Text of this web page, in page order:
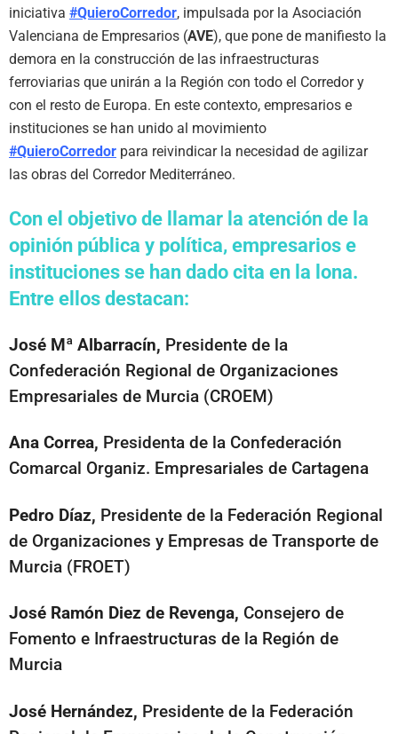
iniciativa #QuieroCorredor, impulsada por la Asociación
Valenciana de Empresarios (AVE), que pone de manifiesto la
demora en la construcción de las infraestructuras
ferroviarias que unirán a la Región con todo el Corredor y
con el resto de Europa. En este contexto, empresarios e
instituciones se han unido al movimiento
#QuieroCorredor para reivindicar la necesidad de agilizar
las obras del Corredor Mediterráneo.
Con el objetivo de llamar la atención de la
opinión pública y política, empresarios e
instituciones se han dado cita en la lona.
Entre ellos destacan:
José Mª Albarracín, Presidente de la
Confederación Regional de Organizaciones
Empresariales de Murcia (CROEM)
Ana Correa, Presidenta de la Confederación
Comarcal Organiz. Empresariales de Cartagena
Pedro Díaz, Presidente de la Federación Regional
de Organizaciones y Empresas de Transporte de
Murcia (FROET)
José Ramón Diez de Revenga, Consejero de
Fomento e Infraestructuras de la Región de
Murcia
José Hernández, Presidente de la Federación